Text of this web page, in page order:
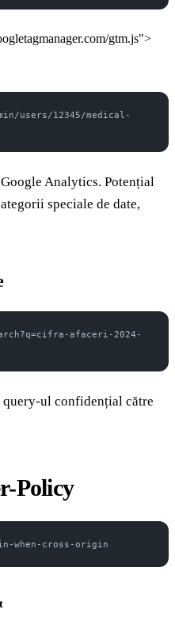
gtm.js">
users/12345/medical-
Analytics. Potențial
speciale de date,
afaceri-2024-
ul confidențial către
Policy
when-cross-origin